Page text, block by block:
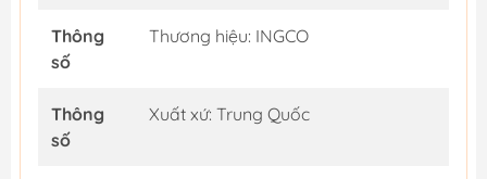
Thông
số
Thương hiệu: INGCO
Thông
số
Xuất xứ: Trung Quốc